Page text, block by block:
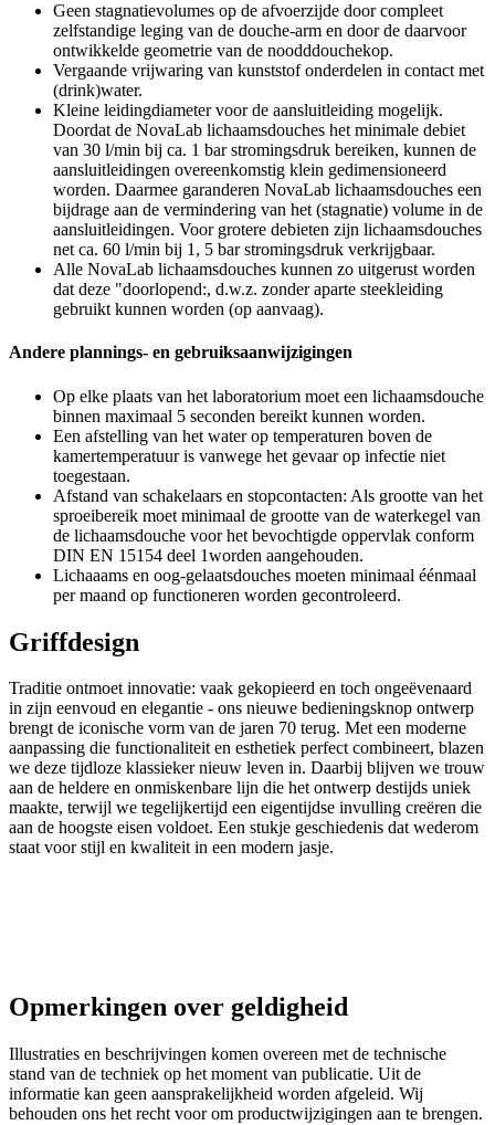
Geen stagnatievolumes op de afvoerzijde door compleet
zelfstandige leging van de douche-arm en door de daarvoor
ontwikkelde geometrie van de noodddouchekop.
Vergaande vrijwaring van kunststof onderdelen in contact met
(drink)water.
Kleine leidingdiameter voor de aansluitleiding mogelijk.
Doordat de NovaLab lichaamsdouches het minimale debiet
van 30 l/min bij ca. 1 bar stromingsdruk bereiken, kunnen de
aansluitleidingen overeenkomstig klein gedimensioneerd
worden. Daarmee garanderen NovaLab lichaamsdouches een
bijdrage aan de vermindering van het (stagnatie) volume in de
aansluitleidingen. Voor grotere debieten zijn lichaamsdouches
net ca. 60 l/min bij 1, 5 bar stromingsdruk verkrijgbaar.
Alle NovaLab lichaamsdouches kunnen zo uitgerust worden
dat deze "doorlopend:, d.w.z. zonder aparte steekleiding
gebruikt kunnen worden (op aanvaag).
Andere plannings- en gebruiksaanwijzigingen
Op elke plaats van het laboratorium moet een lichaamsdouche
binnen maximaal 5 seconden bereikt kunnen worden.
Een afstelling van het water op temperaturen boven de
kamertemperatuur is vanwege het gevaar op infectie niet
toegestaan.
Afstand van schakelaars en stopcontacten: Als grootte van het
sproeibereik moet minimaal de grootte van de waterkegel van
de lichaamsdouche voor het bevochtigde oppervlak conform
DIN EN 15154 deel 1worden aangehouden.
Lichaaams en oog-gelaatsdouches moeten minimaal éénmaal
per maand op functioneren worden gecontroleerd.
Griffdesign
Traditie ontmoet innovatie: vaak gekopieerd en toch ongeëvenaard
in zijn eenvoud en elegantie - ons nieuwe bedieningsknop ontwerp
brengt de iconische vorm van de jaren 70 terug. Met een moderne
aanpassing die functionaliteit en esthetiek perfect combineert, blazen
we deze tijdloze klassieker nieuw leven in. Daarbij blijven we trouw
aan de heldere en onmiskenbare lijn die het ontwerp destijds uniek
maakte, terwijl we tegelijkertijd een eigentijdse invulling creëren die
aan de hoogste eisen voldoet. Een stukje geschiedenis dat wederom
staat voor stijl en kwaliteit in een modern jasje.
Opmerkingen over geldigheid
Illustraties en beschrijvingen komen overeen met de technische
stand van de techniek op het moment van publicatie. Uit de
informatie kan geen aansprakelijkheid worden afgeleid. Wij
behouden ons het recht voor om productwijzigingen aan te brengen.